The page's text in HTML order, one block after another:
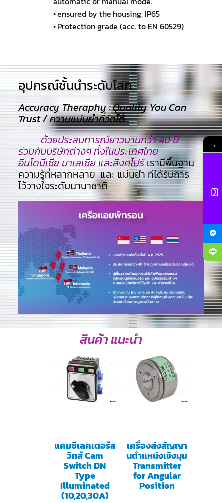
• ensured by the housing: IP65
• Protection grade (acc. to EN 60529)
อุปกรณ์ชั้นนำระดับโลก​
Accuracy Theraphy : Quality You Can
Trust / ความแม่นยำที่วัดได้
ด้วยประสบการณ์ยาวนานกว่า 40 ปี
ร่วมกับบริษัทต่างๆ ทั้งในประเทศไทย
อินโดนีเซีย มาเลเซีย และสิงคโปร์เรามีพื้นฐาน
ความรู้ที่หลากหลาย และ แม่นยำ ทีไ่ด้รับการ
ไว้วางใจระดับนานาชาติ
สินค้า แนะนำ
แคมซีเลคเตอร์ส
วิทส์ Cam
Switch DN
Type
Illuminated
(10,20,30A)
เครื่องส่งสัญญา
นตำแหน่งเชิงมุม
Transmitter
for Angular
Position
→